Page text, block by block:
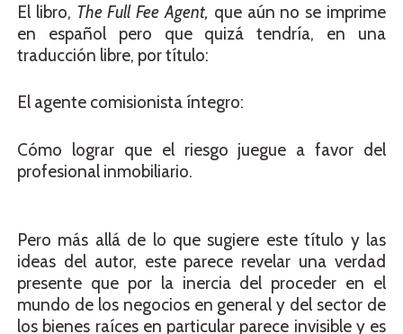
El libro, The Full Fee Agent, que aún no se imprime
en español pero que quizá tendría, en una
traducción libre, por título:
El agente comisionista íntegro:
Cómo lograr que el riesgo juegue a favor del
profesional inmobiliario.
Pero más allá de lo que sugiere este título y las
ideas del autor, este parece revelar una verdad
presente que por la inercia del proceder en el
mundo de los negocios en general y del sector de
los bienes raíces en particular parece invisible y es